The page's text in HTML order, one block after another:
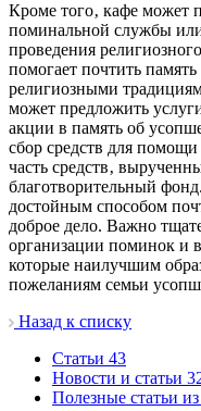
Кроме того‚ кафе может
поминальной службы
проведения
помогает почтить
религиозными
может предложить
акции в память об
сбор средств для
часть средств‚
благотворительный
достойным способом
доброе дело. Важно
организации поминок и
которые наилучшим
пожеланиям семьи
Назад к списку
Cтатьи 43
Новости и статьи
Полезные статьи